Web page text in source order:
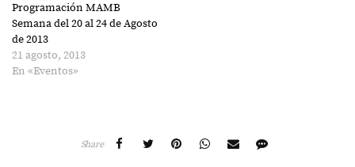
Programación MAMB
Semana del 20 al 24 de Agosto
de 2013
21 agosto, 2013
En «Eventos»
Share